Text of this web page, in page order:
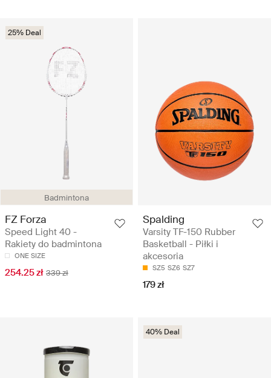
Badmintona
25% Deal
FZ Forza
Speed Light 40 -
Rakiety do badmintona
ONE SIZE
254.25 zł 339 zł
Spalding
Varsity TF-150 Rubber
Basketball - Piłki i
akcesoria
SZ5 SZ6 SZ7
179 zł
40% Deal